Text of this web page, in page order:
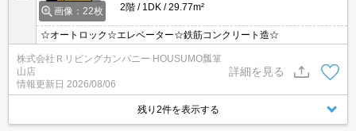
画像：22枚
2階
1DK 29.77m²
☆オートロック☆エレベーター☆鉄筋コンクリート造☆
株式会社Ｒリビングカンパニー HOUSUMO瓢箪
山店
情報更新日 2026/08/06
詳細を見る
残り2件を表示する